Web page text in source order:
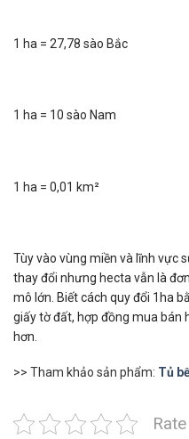
1 ha = 27,78 sào Bắc
1 ha = 10 sào Nam
1 ha = 0,01 km²
Tùy vào vùng miền và lĩnh vực
thay đổi nhưng hecta vẫn là
mô lớn. Biết cách quy đổi 1ha
giấy tờ đất, hợp đồng mua bán
hơn.
>> Tham khảo sản phẩm: Tủ